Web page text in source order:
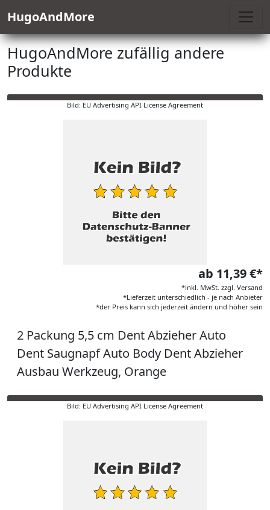
HugoAndMore
HugoAndMore zufällig andere
Produkte
Bild: EU Advertising API License Agreement
ab 11,39 €*
*inkl. MwSt. zzgl. Versand
*Lieferzeit unterschiedlich - je nach Anbieter
*der Preis kann sich jederzeit ändern und höher sein
2 Packung 5,5 cm Dent Abzieher Auto
Dent Saugnapf Auto Body Dent Abzieher
Ausbau Werkzeug, Orange
Bild: EU Advertising API License Agreement